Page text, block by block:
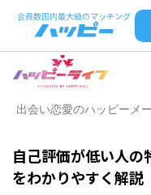
出会い恋愛のハッピーメ
自己評価が低い人の
をわかりやすく解説